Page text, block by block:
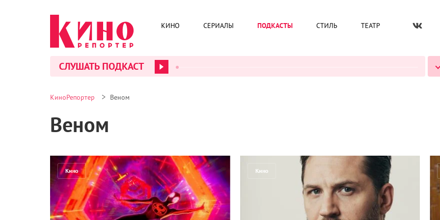
КИНО СЕРИАЛЫ ПОДКАСТЫ СТИЛЬ ТЕАТР
СЛУШАТЬ ПОДКАСТ
КиноРепортер > Веном
Веном
Кино Кино